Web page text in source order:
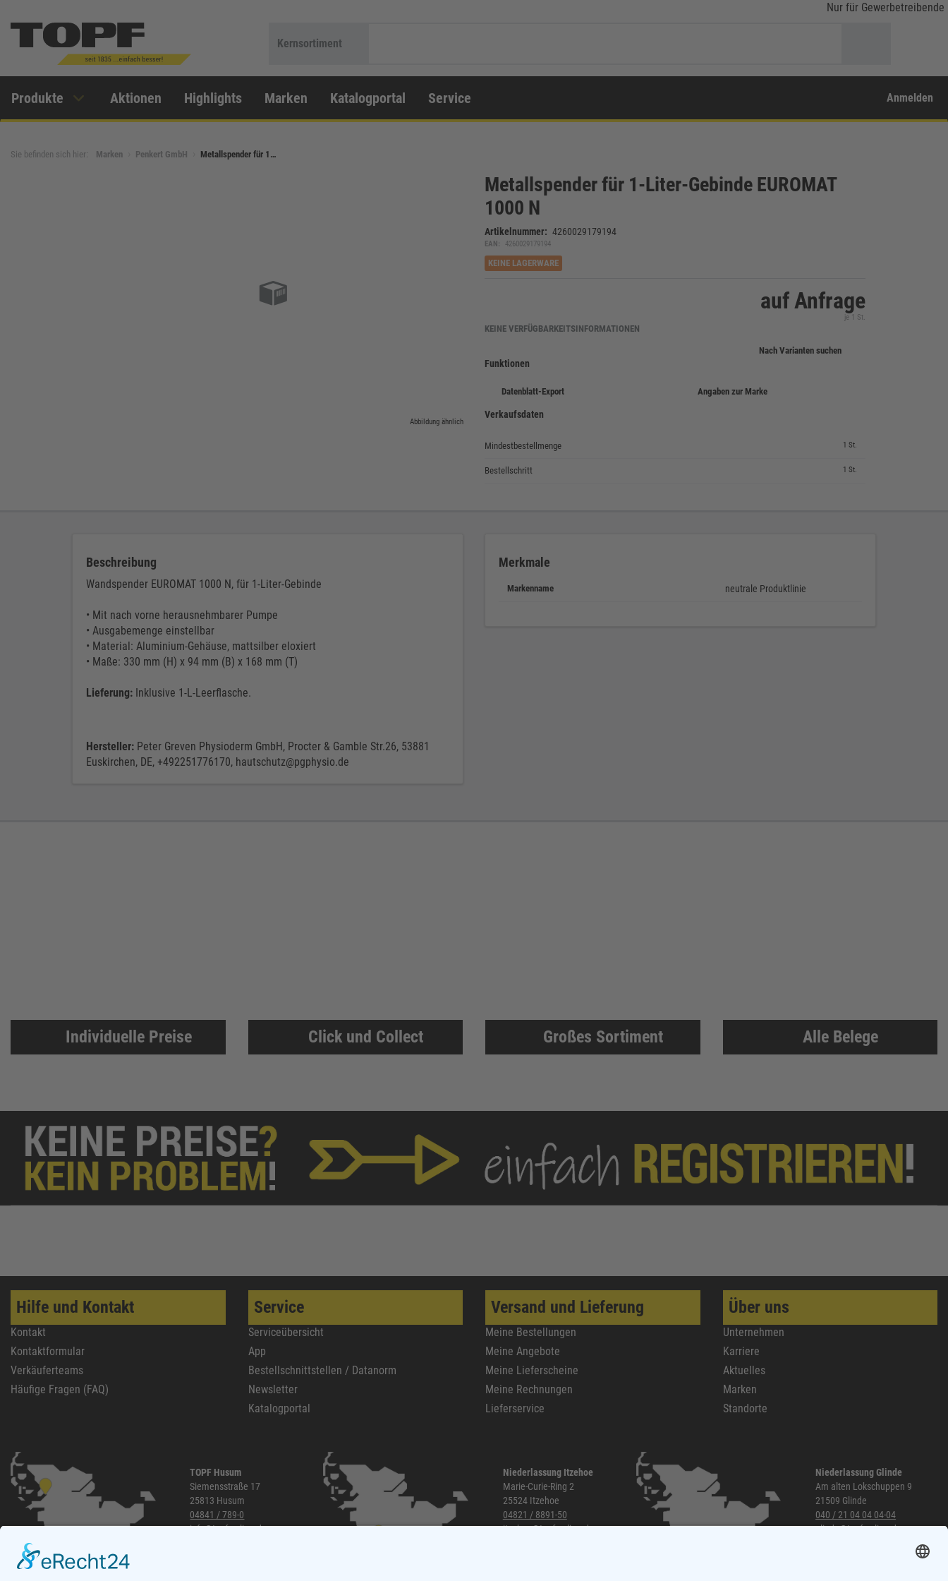
Nur für Gewerbetreibende
Kernsortiment
Produkte Aktionen Highlights Marken Katalogportal Service Anmelden
Sie befinden sich hier: Marken Penkert GmbH Metallspender für 1…
Abbildung ähnlich
Metallspender für 1-Liter-Gebinde EUROMAT
1000 N
Artikelnummer: 4260029179194
EAN: 4260029179194
KEINE LAGERWARE
auf Anfrage
je 1 St.
KEINE VERFÜGBARKEITSINFORMATIONEN
Nach Varianten suchen
Funktionen
Datenblatt-Export Angaben zur Marke
Verkaufsdaten
Mindestbestellmenge 1 St.
Bestellschritt 1 St.
Beschreibung
Wandspender EUROMAT 1000 N, für 1-Liter-Gebinde
• Mit nach vorne herausnehmbarer Pumpe
• Ausgabemenge einstellbar
• Material: Aluminium-Gehäuse, mattsilber eloxiert
• Maße: 330 mm (H) x 94 mm (B) x 168 mm (T)
Lieferung: Inklusive 1-L-Leerflasche.
Hersteller: Peter Greven Physioderm GmbH, Procter & Gamble Str.26, 53881
Euskirchen, DE, +492251776170, hautschutz@pgphysio.de
Merkmale
Markenname neutrale Produktlinie
Individuelle Preise Click und Collect Großes Sortiment Alle Belege
Hilfe und Kontakt
Kontakt
Kontaktformular
Verkäuferteams
Häufige Fragen (FAQ)
Service
Serviceübersicht
App
Bestellschnittstellen / Datanorm
Newsletter
Katalogportal
Versand und Lieferung
Meine Bestellungen
Meine Angebote
Meine Lieferscheine
Meine Rechnungen
Lieferservice
Über uns
Unternehmen
Karriere
Aktuelles
Marken
Standorte
TOPF Husum
Siemensstraße 17
25813 Husum
04841 / 789-0
info@topf-online.de
Niederlassung Itzehoe
Marie-Curie-Ring 2
25524 Itzehoe
04821 / 8891-50
itzehoe@topf-online.de
Niederlassung Glinde
Am alten Lokschuppen 9
21509 Glinde
040 / 21 04 04 04-04
glinde@topf-online.de